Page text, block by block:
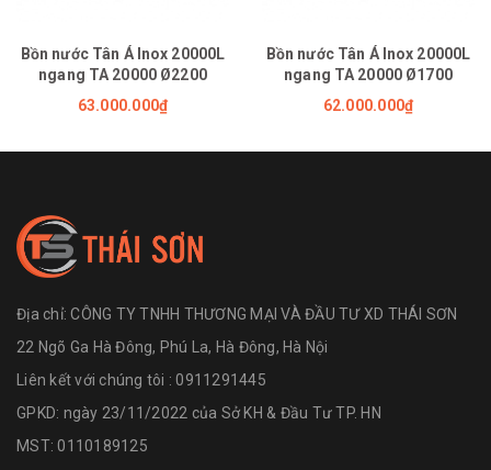
Bồn nước Tân Á Inox 20000L
ngang TA 20000 Ø2200
63.000.000₫
Bồn nước Tân Á Inox 20000L
ngang TA 20000 Ø1700
62.000.000₫
Địa chỉ:CÔNG TY TNHH THƯƠNG MẠI VÀ ĐẦU TƯ XD THÁI SƠN
22 Ngõ Ga Hà Đông, Phú La, Hà Đông, Hà Nội
Liên kết với chúng tôi : 0911291445
GPKD: ngày 23/11/2022 của Sở KH & Đầu Tư TP. HN
MST: 0110189125